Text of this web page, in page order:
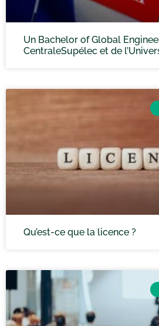
Un Bachelor of Global
CentraleSupélec et de
Qu’est-ce que la licence ?